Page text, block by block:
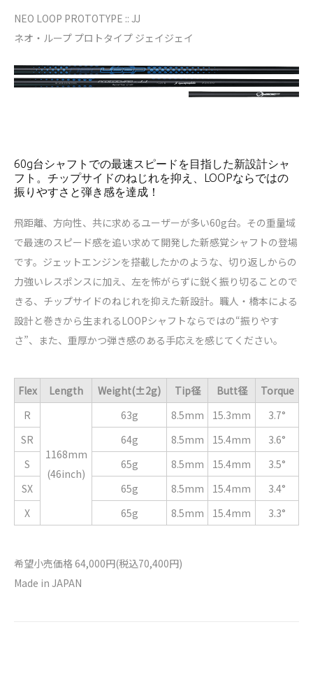
NEO LOOP PROTOTYPE :: JJ
ネオ・ループ プロトタイプ ジェイジェイ
60g台シャフトでの最速スピードを目指した新設計シャ
フト。チップサイドのねじれを抑え、LOOPならではの
振りやすさと弾き感を達成！
飛距離、方向性、共に求めるユーザーが多い60g台。その重量域
で最速のスピード感を追い求めて開発した新感覚シャフトの登場
です。ジェットエンジンを搭載したかのような、切り返しからの
力強いレスポンスに加え、左を怖がらずに鋭く振り切ることので
きる、チップサイドのねじれを抑えた新設計。職人・橋本による
設計と巻きから生まれるLOOPシャフトならではの“振りやす
さ”、また、重厚かつ弾き感のある手応えを感じてください。
Flex Length Weight(±2g) Tip径 Butt径
Torque
R
1168mm
(46inch)
63g 8.5mm 15.3mm
3.7°
SR
64g 8.5mm 15.4mm
3.6°
S
65g 8.5mm 15.4mm
3.5°
SX
65g 8.5mm 15.4mm
3.4°
X
65g 8.5mm 15.4mm 3.3°
希望小売価格 64,000円(税込70,400円)
Made in JAPAN